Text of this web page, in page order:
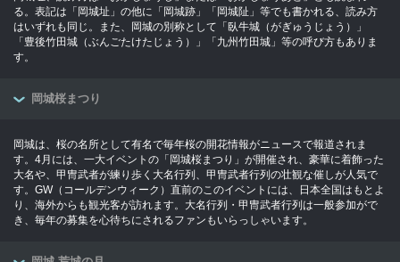
る。表記は「岡城址」の他に「岡城跡」「岡城阯」等でも書かれる、読み方
はいずれも同じ。また、岡城の別称として「臥牛城（がぎゅうじょう）」
「豊後竹田城（ぶんごたけたじょう）」「九州竹田城」等の呼び方もありま
す。
岡城桜まつり
岡城は、桜の名所として有名で毎年桜の開花情報がニュースで報道されま
す。4月には、一大イベントの「岡城桜まつり」が開催され、豪華に着飾った
大名や、甲冑武者が練り歩く大名行列、甲冑武者行列の壮観な催しが人気で
す。GW（コールデンウィーク）直前のこのイベントには、日本全国はもとよ
り、海外からも観光客が訪れます。大名行列・甲冑武者行列は一般参加がで
き、毎年の募集を心待ちにされるファンもいらっしゃいます。